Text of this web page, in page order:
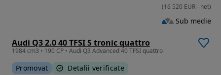
Audi Q3 2.0 40 TFSI S tronic quattro
1984 cm3 • 190 CP • Audi Q3 Advanced 40 TFSI quattro
Promovat Detalii verificate
(16 520 EUR- net)
Sub medie